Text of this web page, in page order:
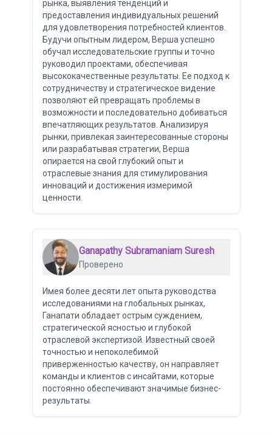
рынка, выявления тенденций и
предоставления индивидуальных решений
для удовлетворения потребностей клиентов.
Будучи опытным лидером, Верша успешно
обучал исследовательские группы и точно
руководил проектами, обеспечивая
высококачественные результаты. Ее подход к
сотрудничеству и стратегическое видение
позволяют ей превращать проблемы в
возможности и последовательно добиваться
впечатляющих результатов. Анализируя
рынки, привлекая заинтересованные стороны
или разрабатывая стратегии, Верша
опирается на свой глубокий опыт и
отраслевые знания для стимулирования
инноваций и достижения измеримой
ценности.
Ganapathy Subramaniam Suresh
Проверено
Имея более десяти лет опыта руководства
исследованиями на глобальных рынках,
Ганапати обладает острым суждением,
стратегической ясностью и глубокой
отраслевой экспертизой. Известный своей
точностью и непоколебимой
приверженностью качеству, он направляет
команды и клиентов с инсайтами, которые
постоянно обеспечивают значимые бизнес-
результаты.